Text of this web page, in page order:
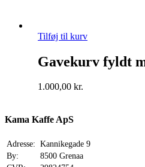
Tilføj til kurv
Gavekurv fyldt
1.000,00 kr.
Kama Kaffe ApS
Adresse: Kannikegade 9
By:
8500 Grenaa